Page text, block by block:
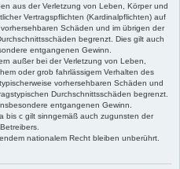
aus der Verletzung von Leben, Körper und
Vertragspflichten (Kardinalpflichten) auf
Schäden und im übrigen der
begrenzt. Dies gilt auch
entgangenen Gewinn.
außer bei der Verletzung von Leben,
oder grob fahrlässigem Verhalten des
vorhersehbaren Schäden und
Durchschnittsschäden begrenzt.
entgangenen Gewinn.
bis c gilt sinngemäß auch zugunsten der
nationalem Recht bleiben unberührt.